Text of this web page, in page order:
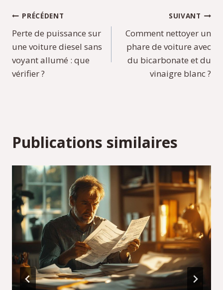
Navigation
de
l’article
PRÉCÉDENT
Perte de puissance sur
une voiture diesel sans
voyant allumé : que
vérifier ?
SUIVANT
Comment nettoyer un
phare de voiture avec
du bicarbonate et du
vinaigre blanc ?
Publications similaires